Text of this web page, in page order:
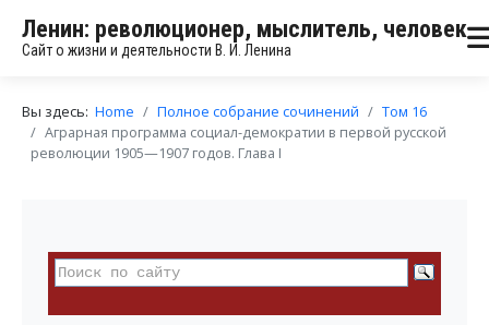
Ленин: революционер, мыслитель, человек
Сайт о жизни и деятельности В. И. Ленина
Вы здесь: Home Полное собрание сочинений
Том 16
Аграрная программа социал-демократии в первой русской
революции 1905—1907 годов. Глава I